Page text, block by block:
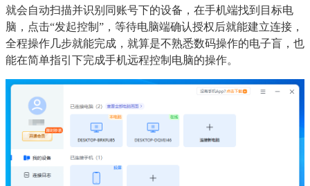
就会自动扫描并识别同账号下的设备，在手机端找到目标电
脑，点击“发起控制”，等待电脑端确认授权后就能建立连接，
全程操作几步就能完成，就算是不熟悉数码操作的电子盲，也
能在简单指引下完成手机远程控制电脑的操作。